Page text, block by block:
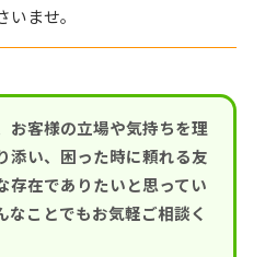
ませ。
お客様の立場や気持ちを理
添い、困った時に頼れる友
存在でありたいと思ってい
なことでもお気軽ご相談く